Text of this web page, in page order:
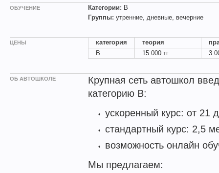
ОБУЧЕНИЕ Категории: B
Группы: утренние, дневные, вечерние
ЦЕНЫ категория теория
B
15 000 тг 3
ОБ АВТОШКОЛЕ
Крупная сеть автошкол
категорию B:
ускоренный курс: от 21
стандартный курс: 2,5
возможность онлайн
Мы предлагаем: